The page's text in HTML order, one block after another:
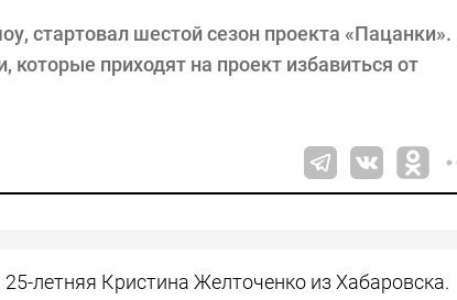
стартовал шестой сезон проекта «Пацанки».
приходят на проект избавиться от
летняя Кристина Желточенко из Хабаровска.